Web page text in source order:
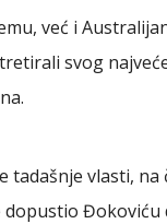
već i
svog
vlasti, na
Đokoviću